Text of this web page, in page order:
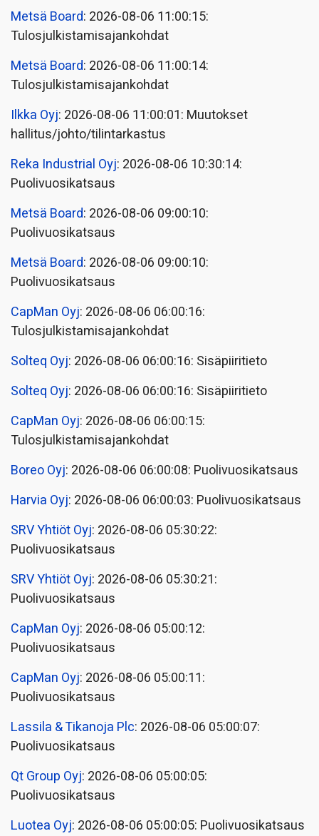
Metsä Board: 2026-08-06 11:00:15:
Tulosjulkistamisajankohdat
Metsä Board: 2026-08-06 11:00:14:
Tulosjulkistamisajankohdat
Ilkka Oyj: 2026-08-06 11:00:01: Muutokset
hallitus/johto/tilintarkastus
Reka Industrial Oyj: 2026-08-06 10:30:14:
Puolivuosikatsaus
Metsä Board: 2026-08-06 09:00:10:
Puolivuosikatsaus
Metsä Board: 2026-08-06 09:00:10:
Puolivuosikatsaus
CapMan Oyj: 2026-08-06 06:00:16:
Tulosjulkistamisajankohdat
Solteq Oyj: 2026-08-06 06:00:16: Sisäpiiritieto
Solteq Oyj: 2026-08-06 06:00:16: Sisäpiiritieto
CapMan Oyj: 2026-08-06 06:00:15:
Tulosjulkistamisajankohdat
Boreo Oyj: 2026-08-06 06:00:08: Puolivuosikatsaus
Harvia Oyj: 2026-08-06 06:00:03: Puolivuosikatsaus
SRV Yhtiöt Oyj: 2026-08-06 05:30:22:
Puolivuosikatsaus
SRV Yhtiöt Oyj: 2026-08-06 05:30:21:
Puolivuosikatsaus
CapMan Oyj: 2026-08-06 05:00:12:
Puolivuosikatsaus
CapMan Oyj: 2026-08-06 05:00:11:
Puolivuosikatsaus
Lassila & Tikanoja Plc: 2026-08-06 05:00:07:
Puolivuosikatsaus
Qt Group Oyj: 2026-08-06 05:00:05:
Puolivuosikatsaus
Luotea Oyj: 2026-08-06 05:00:05: Puolivuosikatsaus